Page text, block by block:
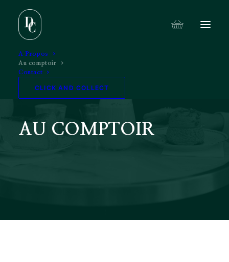
A Propos
Au comptoir
Contact
CLICK AND COLLECT
AU COMPTOIR